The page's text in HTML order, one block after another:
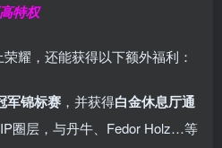
特权
耀，还能获得以下额外福利：
军锦标赛 ，并获得白金休息厅通
圈层，与丹牛、Fedor Holz…等